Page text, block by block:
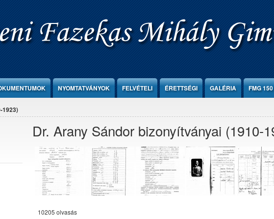
NYOMTATVÁNYOK FELVÉTELI ÉRETTSÉGI GALÉRIA FMG 150
1923)
Dr. Arany Sándor bizonyítványai (1910-
10205 olvasás